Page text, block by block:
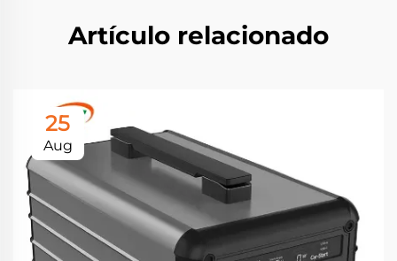
Artículo relacionado
25
Aug